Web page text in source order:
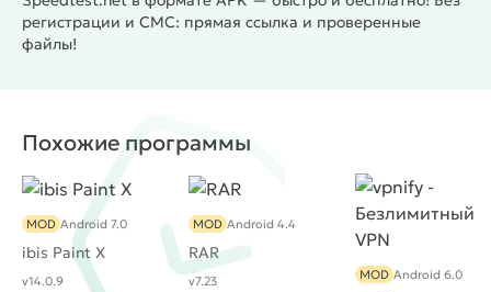
регистрации и СМС: прямая ссылка и проверенные
файлы!
Похожие программы
ibis Paint X
MOD Android 7.0
v14.0.9
RAR
MOD Android 4.4
v7.23 MOD Android 6.0